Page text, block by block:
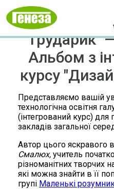
Перейти
до
основного
Рядок
навіґації
Головна Блог
"Трударик"
Альбом з
курсу
Представляємо вашій
технологічна освітня
(інтегрований курс)
закладів загальної
Автор цього яскравого
Смалюх, учитель
різноманітних творчих
які можна знайти в її
групі Маленькі